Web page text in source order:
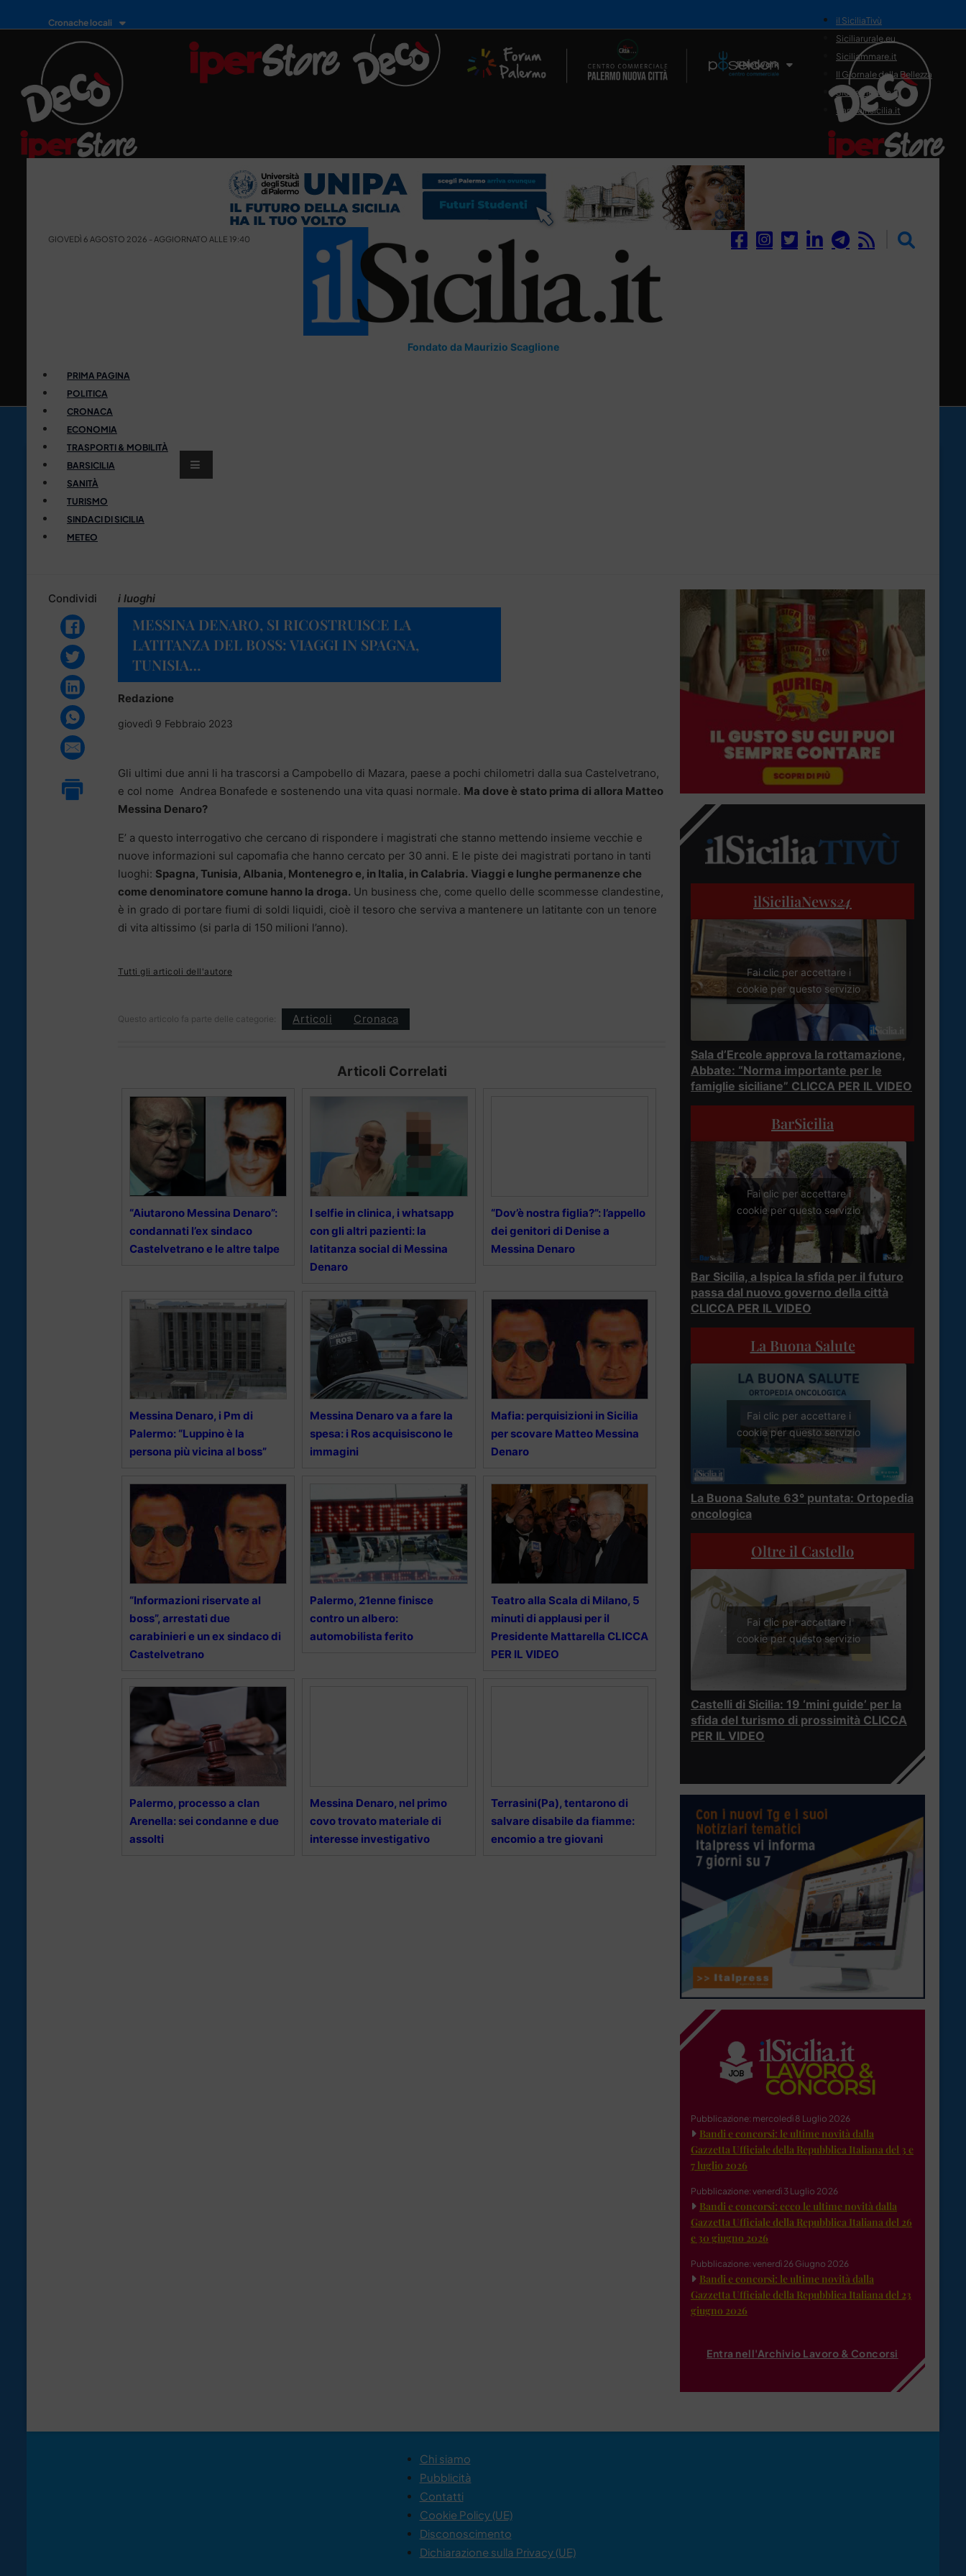
Cronache locali
Il Network
il SiciliaTivù
Siciliarurale.eu
Siciliammare.it
Il Giornale della Bellezza
Siciliamedica.it
Sanitainsicilia.it
GIOVEDÌ 6 AGOSTO 2026 - AGGIORNATO ALLE 19:40
Fondato da Maurizio Scaglione
PRIMA PAGINA
POLITICA
CRONACA
ECONOMIA
TRASPORTI & MOBILITÀ
BARSICILIA
SANITÀ
TURISMO
SINDACI DI SICILIA
METEO
Condividi i luoghi
MESSINA DENARO, SI RICOSTRUISCE LA
LATITANZA DEL BOSS: VIAGGI IN SPAGNA,
TUNISIA…
Redazione
giovedì 9 Febbraio 2023
Gli ultimi due anni li ha trascorsi a Campobello di Mazara, paese a pochi chilometri dalla sua Castelvetrano,
e col nome Andrea Bonafede e sostenendo una vita quasi normale. Ma dove è stato prima di allora Matteo
Messina Denaro?
E’ a questo interrogativo che cercano di rispondere i magistrati che stanno mettendo insieme vecchie e
nuove informazioni sul capomafia che hanno cercato per 30 anni. E le piste dei magistrati portano in tanti
luoghi: Spagna, Tunisia, Albania, Montenegro e, in Italia, in Calabria. Viaggi e lunghe permanenze che
come denominatore comune hanno la droga. Un business che, come quello delle scommesse clandestine,
è in grado di portare fiumi di soldi liquidi, cioè il tesoro che serviva a mantenere un latitante con un tenore
di vita altissimo (si parla di 150 milioni l’anno).
Tutti gli articoli dell'autore
Questo articolo fa parte delle categorie: Articoli Cronaca
Articoli Correlati
“Aiutarono Messina Denaro”:
condannati l’ex sindaco
Castelvetrano e le altre talpe
I selfie in clinica, i whatsapp
con gli altri pazienti: la
latitanza social di Messina
Denaro
“Dov’è nostra figlia?”: l’appello
dei genitori di Denise a
Messina Denaro
Messina Denaro, i Pm di
Palermo: “Luppino è la
persona più vicina al boss”
Messina Denaro va a fare la
spesa: i Ros acquisiscono le
immagini
Mafia: perquisizioni in Sicilia
per scovare Matteo Messina
Denaro
“Informazioni riservate al
boss”, arrestati due
carabinieri e un ex sindaco di
Castelvetrano
Palermo, 21enne finisce
contro un albero:
automobilista ferito
Teatro alla Scala di Milano, 5
minuti di applausi per il
Presidente Mattarella CLICCA
PER IL VIDEO
Palermo, processo a clan
Arenella: sei condanne e due
assolti
Messina Denaro, nel primo
covo trovato materiale di
interesse investigativo
Terrasini(Pa), tentarono di
salvare disabile da fiamme:
encomio a tre giovani
ilSiciliaNews24
Fai clic per accettare i
cookie per questo servizio
Sala d’Ercole approva la rottamazione,
Abbate: “Norma importante per le
famiglie siciliane” CLICCA PER IL VIDEO
BarSicilia
Fai clic per accettare i
cookie per questo servizio
Bar Sicilia, a Ispica la sfida per il futuro
passa dal nuovo governo della città
CLICCA PER IL VIDEO
La Buona Salute
Fai clic per accettare i
cookie per questo servizio
La Buona Salute 63° puntata: Ortopedia
oncologica
Oltre il Castello
Fai clic per accettare i
cookie per questo servizio
Castelli di Sicilia: 19 ‘mini guide’ per la
sfida del turismo di prossimità CLICCA
PER IL VIDEO
Pubblicazione: mercoledì 8 Luglio 2026
Bandi e concorsi: le ultime novità dalla
Gazzetta Ufficiale della Repubblica Italiana del 3 e
7 luglio 2026
Pubblicazione: venerdì 3 Luglio 2026
Bandi e concorsi: ecco le ultime novità dalla
Gazzetta Ufficiale della Repubblica Italiana del 26
e 30 giugno 2026
Pubblicazione: venerdì 26 Giugno 2026
Bandi e concorsi: le ultime novità dalla
Gazzetta Ufficiale della Repubblica Italiana del 23
giugno 2026
Entra nell'Archivio Lavoro & Concorsi
Chi siamo
Pubblicità
Contatti
Cookie Policy (UE)
Disconoscimento
Dichiarazione sulla Privacy (UE)